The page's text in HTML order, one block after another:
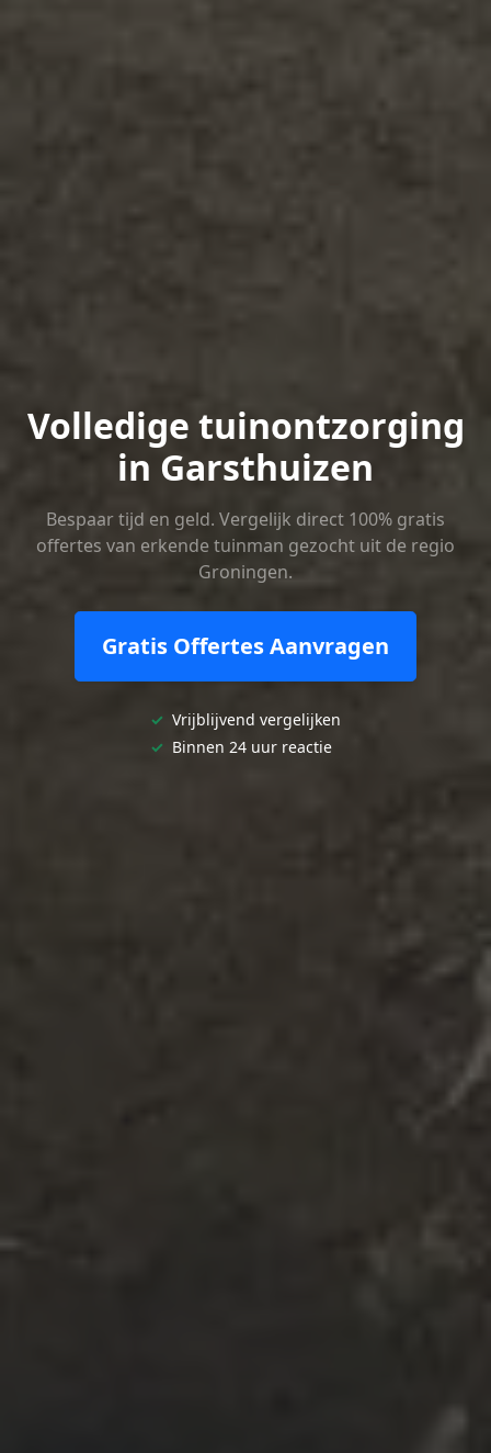
Volledige tuinontzorging
in Garsthuizen
Bespaar tijd en geld. Vergelijk direct 100% gratis
offertes van erkende tuinman gezocht uit de regio
Groningen.
Gratis Offertes Aanvragen
✓ Vrijblijvend vergelijken
✓ Binnen 24 uur reactie